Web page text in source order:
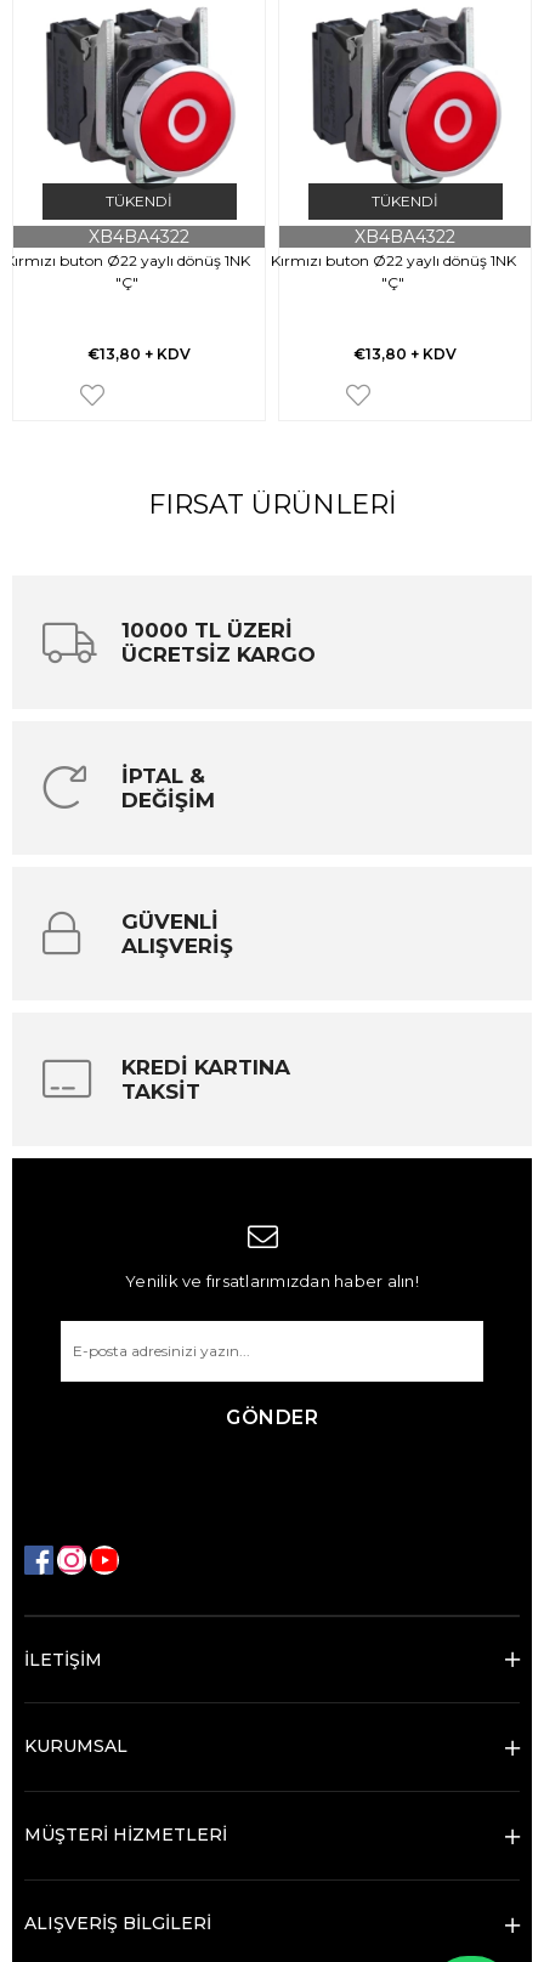
TÜKENDI
Kırmızı buton Ø22 yaylı dönüş 1NK
"Ç"
XB4BA4322
€13,80 + KDV
TÜKENDI
Kırmızı buton Ø22 yaylı dönüş 1NK
"Ç"
XB4BA4322
€13,80 + KDV
FIRSAT ÜRÜNLERI
10000 TL ÜZERİ
ÜCRETSİZ KARGO
İPTAL &
DEĞİŞİM
GÜVENLİ
ALIŞVERİŞ
KREDİ KARTINA
TAKSİT
Yenilik ve fırsatlarımızdan haber alın!
GÖNDER
İLETİŞİM
KURUMSAL
MÜŞTERİ HİZMETLERİ
ALIŞVERİŞ BİLGİLERİ